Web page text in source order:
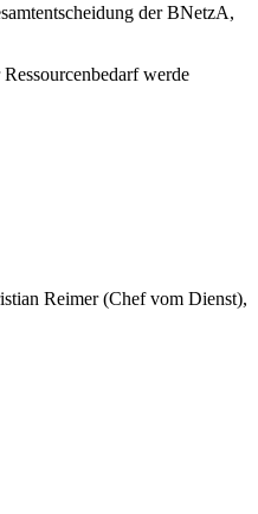
der BNetzA,
werde
Reimer (Chef vom Dienst),